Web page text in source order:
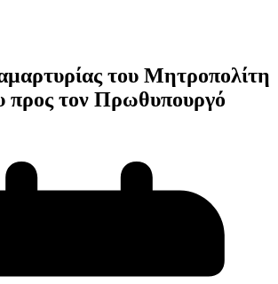
του Μητροπολίτη
προς τον Πρωθυπουργό